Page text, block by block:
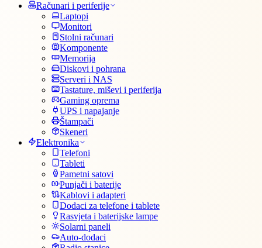
Računari i periferije
Laptopi
Monitori
Stolni računari
Komponente
Memorija
Diskovi i pohrana
Serveri i NAS
Tastature, miševi i periferija
Gaming oprema
UPS i napajanje
Štampači
Skeneri
Elektronika
Telefoni
Tableti
Pametni satovi
Punjači i baterije
Kablovi i adapteri
Dodaci za telefone i tablete
Rasvjeta i baterijske lampe
Solarni paneli
Auto-dodaci